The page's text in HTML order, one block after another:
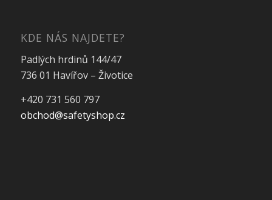
KDE NÁS NAJDETE?
Padlých hrdinů 144/47
736 01 Havířov – Životice
+420 731 560 797
obchod@safetyshop.cz